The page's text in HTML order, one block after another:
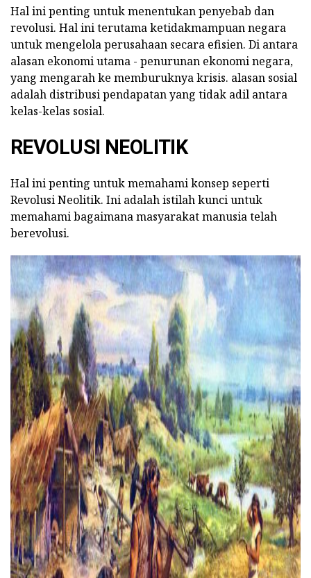
Hal ini penting untuk menentukan penyebab dan
revolusi. Hal ini terutama ketidakmampuan negara
untuk mengelola perusahaan secara efisien. Di antara
alasan ekonomi utama - penurunan ekonomi negara,
yang mengarah ke memburuknya krisis. alasan sosial
adalah distribusi pendapatan yang tidak adil antara
kelas-kelas sosial.
REVOLUSI NEOLITIK
Hal ini penting untuk memahami konsep seperti
Revolusi Neolitik. Ini adalah istilah kunci untuk
memahami bagaimana masyarakat manusia telah
berevolusi.